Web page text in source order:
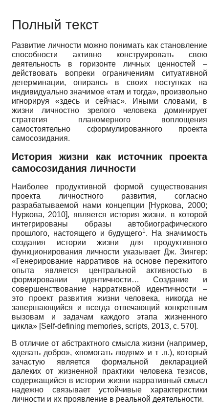
Полный текст
Развитие личности можно понимать как становление
способности активно конструировать свою
деятельность в горизонте личных ценностей –
действовать вопреки ограничениям ситуативной
детерминации, опираясь в своих поступках на
индивидуально значимое «там и тогда», произвольно
игнорируя «здесь и сейчас». Иными словами, в
жизни личностно зрелого человека доминирует
стратегия планомерного воплощения
самостоятельно сформулированного проекта
самосозидания.
История жизни как источник проекта
самосозидания личности
Наиболее продуктивной формой существования
проекта личностного развития, согласно
разрабатываемой нами концепции
[Нуркова, 2000;
Нуркова, 2010], является история жизни, в которой
интегрированы образы автобиографического
прошлого, настоящего и будущего1. На значимость
создания истории жизни для продуктивного
функционирования личности указывает Дж. Зингер:
«Генерирование нарративов на основе пережитого
опыта является центральной активностью в
формировании идентичности… Создание и
совершенствование нарративной идентичности –
это проект развития жизни человека, никогда не
завершающийся и всегда отвечающий конкретным
вызовам и задачам каждого этапа жизненного
цикла» [Self-defining memories, scripts, 2013, с. 570].
В отличие от абстрактного смысла жизни (например,
«делать добро», «помогать людям» и т .п.), который
зачастую является формальной декларацией
далеких от жизненной практики человека тезисов,
содержащийся в истории жизни нарративный смысл
надежно связывает устойчивые характеристики
личности и их проявление в реальной деятельности.